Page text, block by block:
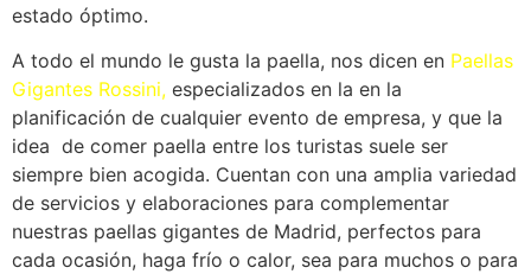
estado óptimo.
A todo el mundo le gusta la paella, nos dicen en Paellas
Gigantes Rossini, especializados en la en la
planificación de cualquier evento de empresa, y que la
idea de comer paella entre los turistas suele ser
siempre bien acogida. Cuentan con una amplia variedad
de servicios y elaboraciones para complementar
nuestras paellas gigantes de Madrid, perfectos para
cada ocasión, haga frío o calor, sea para muchos o para